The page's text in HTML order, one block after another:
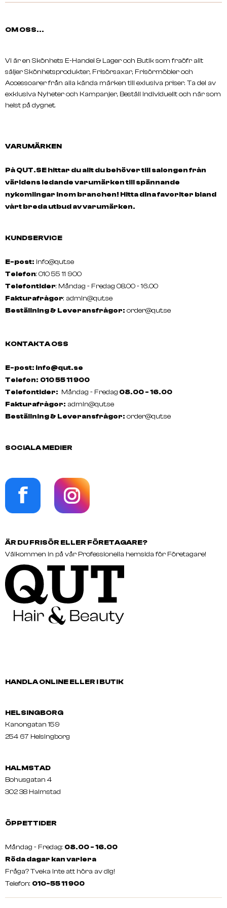
OM OSS...
Vi är en Skönhets E-Handel & Lager och Butik som fraöfr allt
säljer Skönhetsprodukter, Frisörsaxar, Frisörmöbler och
Accessoarer från alla kända märken till exlusiva priser. Ta del av
exklusiva Nyheter och Kampanjer, Beställ individuellt och när som
helst på dygnet.
VARUMÄRKEN
På QUT.SE hittar du allt du behöver till salongen från
världens ledande varumärken till spännande
nykomlingar inom branchen! Hitta dina favoriter bland
vårt breda utbud av varumärken.
KUNDSERVICE
E-post: info@qut.se
Telefon: 010 55 11 900
Telefontider: Måndag - Fredag 08.00 - 16.00
Fakturafrågor: admin@qut.se
Beställning & Leveransfrågor: order@qut.se
KONTAKTA OSS
E-post: info@qut.se
Telefon: 010 55 11 900
Telefontider: Måndag - Fredag 08.00 - 16.00
Fakturafrågor: admin@qut.se
Beställning & Leveransfrågor: order@qut.se
SOCIALA MEDIER
ÄR DU FRISÖR ELLER FÖRETAGARE?
Välkommen in på vår Professionella hemsida för Företagare!
HANDLA ONLINE ELLER I BUTIK
HELSINGBORG
Kanongatan 159
254 67 Helsingborg
HALMSTAD
Bohusgatan 4
302 38 Halmstad
ÖPPETTIDER
Måndag - Fredag: 08.00 - 16.00
Röda dagar kan variera
Fråga? Tveka inte att höra av dig!
Telefon: 010-55 11 900